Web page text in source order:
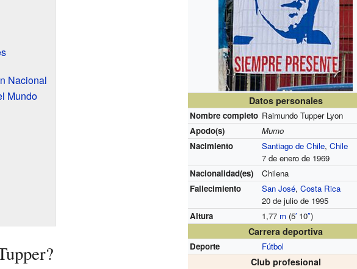
Datos personales
Nombre completo Raimundo Tupper Lyon
Apodo(s)
Mumo
Nacimiento
Santiago de Chile,Chile
7 de enero de 1969
Nacionalidad(es)
Chilena
Fallecimiento
San José,Costa Rica
20 de julio de 1995
Altura
1,77 m (5′ 10″)
Carrera deportiva
Deporte Fútbol
Club profesional
Nacional
Mundo